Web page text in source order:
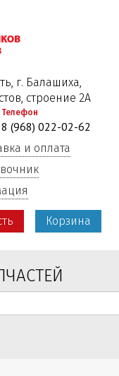
г. Балашиха,
строение 2А
Телефон
8 (968) 022-02-62
и оплата
Корзина